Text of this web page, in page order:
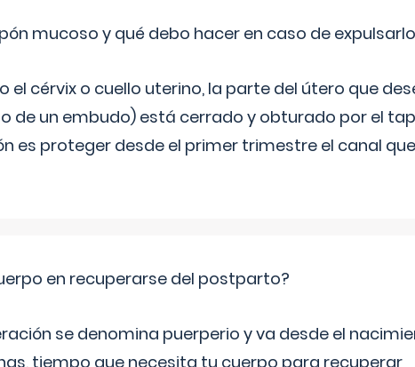
mucoso y qué debo hacer en caso de
el cérvix o cuello uterino, la parte del útero que
de un embudo) está cerrado y obturado por el
es proteger desde el primer trimestre el canal
en recuperarse del postparto?
se denomina puerperio y va desde el
tiempo que necesita tu cuerpo para recuperar